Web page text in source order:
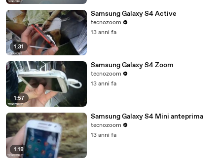
1:31
Samsung Galaxy S4 Active
tecnozoom
13 anni fa
1:57
Samsung Galaxy S4 Zoom
tecnozoom
13 anni fa
1:18
Samsung Galaxy S4 Mini anteprima
tecnozoom
13 anni fa